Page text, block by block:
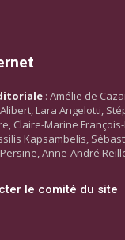
: Amélie de
Alibert, Lara Angelotti,
Claire-Marine
Kapsambelis,
Anne-André
le comité du site